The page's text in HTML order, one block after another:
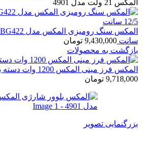
المکس 21 ولت مدل 4901
سانت 9,430,000 تومان
بازگشت به محصولات
المکس فرز مینی المکس 1200 وات دسته بلند مدل 2161
9,718,000 تومان
بزرگنمایی تصویر